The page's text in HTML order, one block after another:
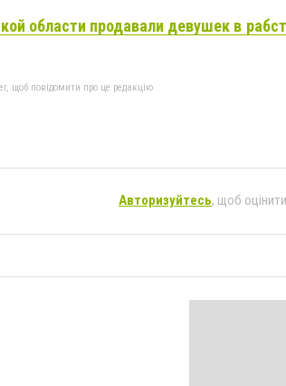
области продавали девушек в
щоб повідомити про це редакцію
Авторизуйтесь, щоб оцінити